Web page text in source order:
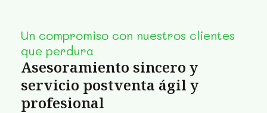
Un compromiso con nuestros clientes
que perdura
Asesoramiento sincero y
servicio postventa ágil y
profesional